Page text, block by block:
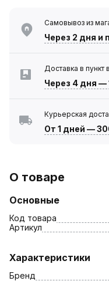
Самовывоз из
Через 2 дня и
Доставка в пункт
Через 4 дня —
Курьерская
От 1 дней —
О товаре
Основные
Код товара
Артикул
Характеристики
Бренд